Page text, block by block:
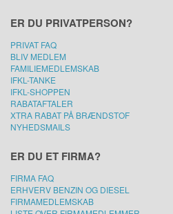
ER DU PRIVATPERSON?
PRIVAT FAQ
BLIV MEDLEM
FAMILIEMEDLEMSKAB
IFKL-TANKE
IFKL-SHOPPEN
RABATAFTALER
XTRA RABAT PÅ BRÆNDSTOF
NYHEDSMAILS
ER DU ET FIRMA?
FIRMA FAQ
ERHVERV BENZIN OG DIESEL
FIRMAMEDLEMSKAB